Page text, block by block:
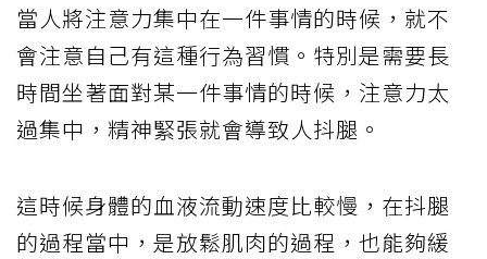
當人將注意力集中在一件事情的時候，就不
會注意自己有這種行為習慣。特別是需要長
時間坐著面對某一件事情的時候，注意力太
過集中，精神緊張就會導致人抖腿。
這時候身體的血液流動速度比較慢，在抖腿
的過程當中，是放鬆肌肉的過程，也能夠緩